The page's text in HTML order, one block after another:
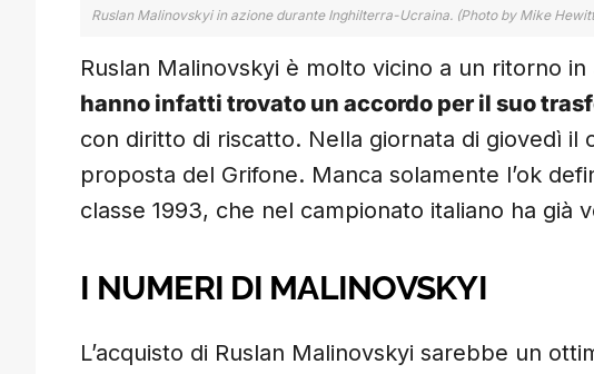
Ruslan Malinovskyi in azione durante Inghilterra-Ucraina. (Photo by Mike
Ruslan Malinovskyi è molto vicino a un ritorno in
hanno infatti trovato un accordo per il suo
con diritto di riscatto. Nella giornata di giovedì il
proposta del Grifone. Manca solamente l’ok
classe 1993, che nel campionato italiano ha già
I NUMERI DI MALINOVSKYI
L’acquisto di Ruslan Malinovskyi sarebbe un